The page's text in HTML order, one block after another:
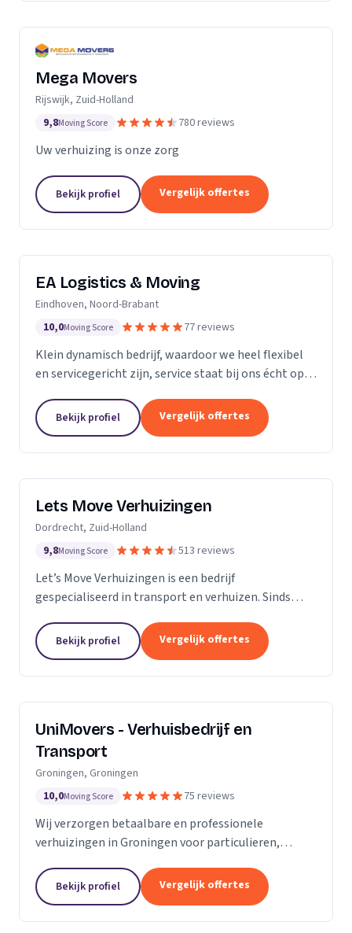
Mega Movers
Rijswijk, Zuid-Holland
9,8Moving Score 780 reviews
Uw verhuizing is onze zorg
Bekijk profiel Vergelijk offertes
EA Logistics & Moving
Eindhoven, Noord-Brabant
10,0Moving Score 77 reviews
Klein dynamisch bedrijf, waardoor we heel flexibel
en servicegericht zijn, service staat bij ons écht op
Bekijk profiel Vergelijk offertes
Lets Move Verhuizingen
Dordrecht, Zuid-Holland
9,8Moving Score 513 reviews
Let’s Move Verhuizingen is een bedrijf
gespecialiseerd in transport en verhuizen. Sinds
van de KvK. Door de toename van opdrachtgevers
hebben wij...
Bekijk profiel Vergelijk offertes
UniMovers - Verhuisbedrijf en
Transport
Groningen, Groningen
10,0Moving Score 75 reviews
Wij verzorgen betaalbare en professionele
verhuizingen in Groningen voor particulieren,
Bekijk profiel Vergelijk offertes